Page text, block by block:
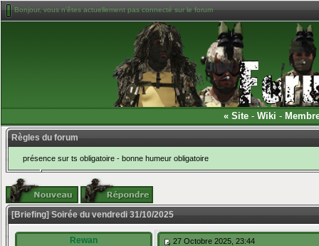
Bonjour, vous n'êtes actuellement pas connecté sur le forum
« Site - Wiki -
Règles du forum
présence sur ts obligatoire - bonne humeur obligatoire
[Briefing] Soirée du vendredi 31/10/2025
Rewan 27 Octobre 2025, 23:44